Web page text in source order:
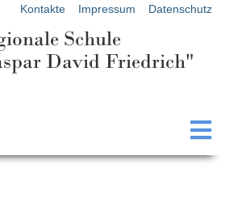
Kontakte Impressum Datenschutz
Schule
David Friedrich"